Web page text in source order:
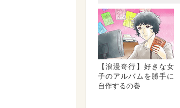
【浪漫奇行】好きな女
子のアルバムを勝手に
自作するの巻